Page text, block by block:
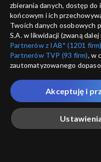
Gra słów. Krzyżówka
odc. 985
Gra słów. Krzyżówka
odc. 983
zbierania danych, dostęp do
końcowym i ich
Twoich danych osobowych
S.A. w likwidacji (zwaną dalej
Partnerów z IAB* (1201 firm)
Partnerów TVP (93 firm), w
zautomatyzowanego
które wskazujemy poniżej, a
przez nas identyfikatora
Twoje dane osobowe
Ciebie naszych
„Portalem”, w tym
Akceptuję i